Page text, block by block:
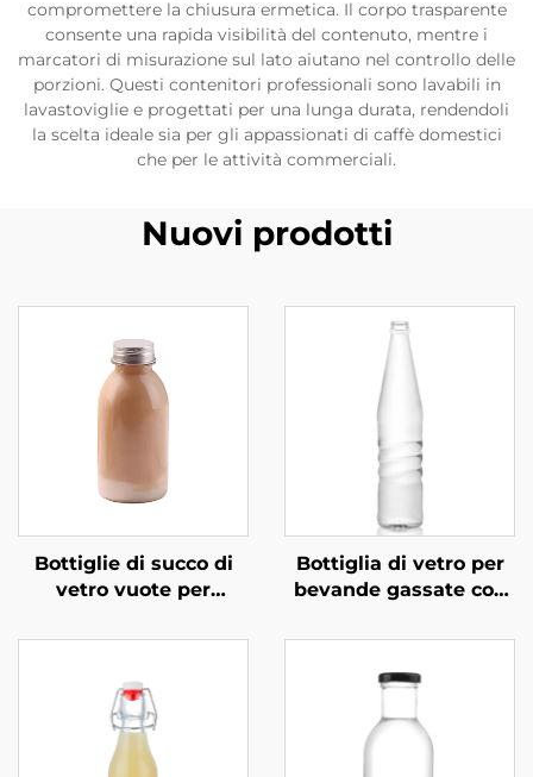
compromettere la chiusura ermetica. Il corpo trasparente
consente una rapida visibilità del contenuto, mentre i
marcatori di misurazione sul lato aiutano nel controllo delle
porzioni. Questi contenitori professionali sono lavabili in
lavastoviglie e progettati per una lunga durata, rendendoli
la scelta ideale sia per gli appassionati di caffè domestici
che per le attività commerciali.
Nuovi prodotti
Bottiglie di succo di
vetro vuote per
latte da 360 ml
Bottiglia di vetro per
bevande gassate con
ricaricabile ODM da
530 ml